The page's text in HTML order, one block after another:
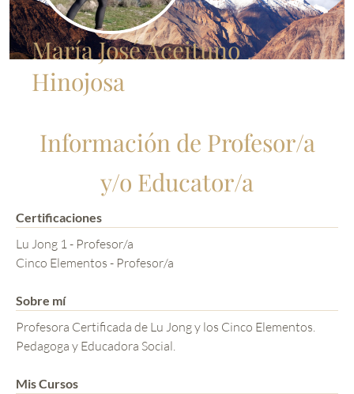
María José Aceituno
Hinojosa
Información de Profesor/a
y/o Educator/a
Certificaciones
Lu Jong 1 - Profesor/a
Cinco Elementos - Profesor/a
Sobre mí
Profesora Certificada de Lu Jong y los Cinco Elementos.
Pedagoga y Educadora Social.
Mis Cursos